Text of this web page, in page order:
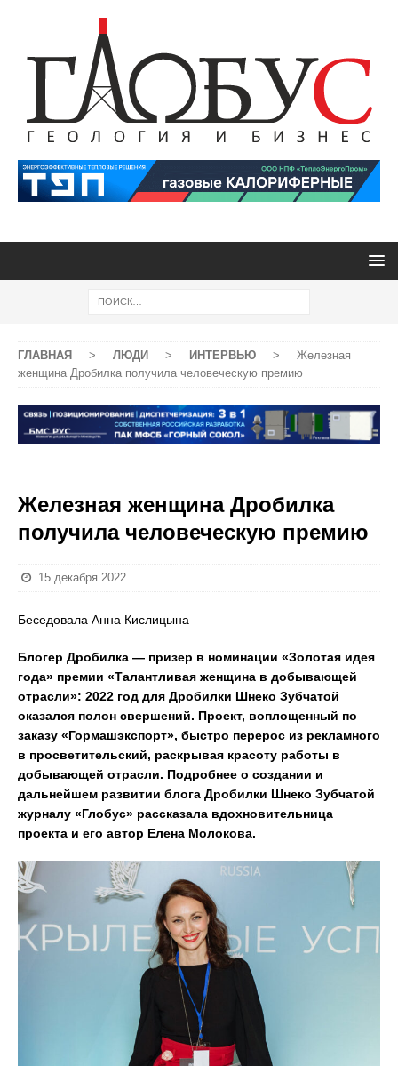
ГЛАВНАЯ > ЛЮДИ > ИНТЕРВЬЮ >
Железная
женщина Дробилка получила человеческую премию
Железная женщина Дробилка
получила человеческую премию
15 декабря 2022
Беседовала Анна Кислицына
Блогер Дробилка — призер в номинации «Золотая идея
года» премии «Талантливая женщина в добывающей
отрасли»: 2022 год для Дробилки Шнеко Зубчатой
оказался полон свершений. Проект, воплощенный по
заказу «Гормашэкспорт», быстро перерос из рекламного
в просветительский, раскрывая красоту работы в
добывающей отрасли. Подробнее о создании и
дальнейшем развитии блога Дробилки Шнеко Зубчатой
журналу «Глобус» рассказала вдохновительница
проекта и его автор Елена Молокова.